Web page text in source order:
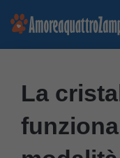
Vai
La